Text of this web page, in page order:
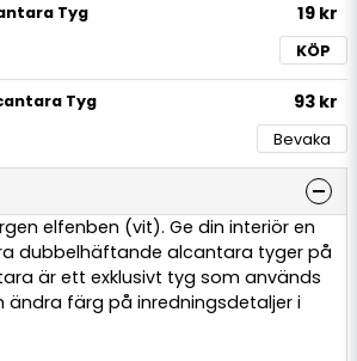
Tyg 19 kr
KÖP
Tyg 93 kr
Bevaka
elfenben (vit). Ge din interiör en
dubbelhäftande alcantara tyger på
är ett exklusivt tyg som används
färg på inredningsdetaljer i